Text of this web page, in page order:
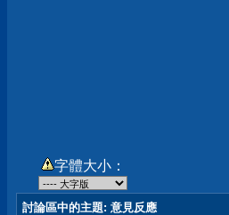
字體大小：
討論區中的主題: 意見反應